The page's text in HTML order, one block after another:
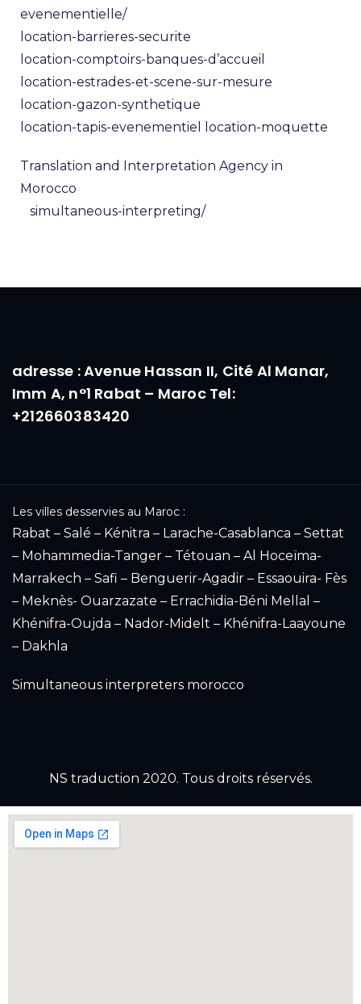
evenementielle/
location-barrieres-securite
location-comptoirs-banques-d’accueil
location-estrades-et-scene-sur-mesure
location-gazon-synthetique
location-tapis-evenementiel
location-moquette
Translation and Interpretation Agency in
Morocco
simultaneous-interpreting/
adresse : Avenue Hassan II, Cité Al Manar,
Imm A, n°1 Rabat – Maroc Tel:
+212660383420
Les villes desservies au Maroc :
Rabat – Salé – Kénitra – Larache-Casablanca – Settat
– Mohammedia-Tanger – Tétouan – Al Hoceïma-
Marrakech – Safi – Benguerir-Agadir – Essaouira- Fès
– Meknès- Ouarzazate – Errachidia-Béni Mellal –
Khénifra-Oujda – Nador-Midelt – Khénifra-Laayoune
– Dakhla
Simultaneous interpreters morocco
NS traduction 2020. Tous droits réservés.